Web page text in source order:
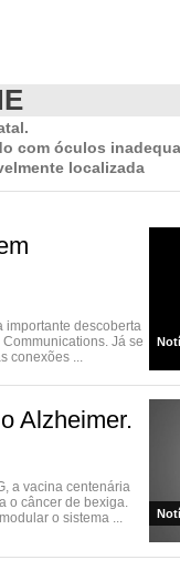
com óculos
localizada
importante descoberta
Já se
conexões ...
Alzheimer.
a vacina centenária
o câncer de bexiga.
o sistema ...